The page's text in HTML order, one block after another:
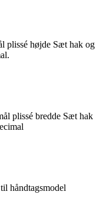
plissé højde Sæt hak ​​og
plissé bredde Sæt hak ​​
håndtagsmodel